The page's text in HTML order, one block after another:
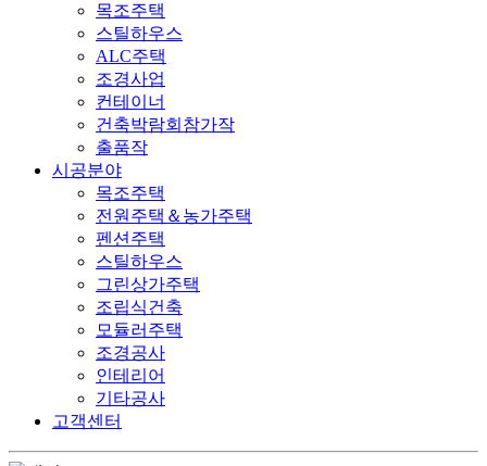
목조주택
스틸하우스
ALC주택
조경사업
컨테이너
건축박람회참가작
출품작
시공분야
목조주택
전원주택＆농가주택
펜션주택
스틸하우스
그린상가주택
조립식건축
모듈러주택
조경공사
인테리어
기타공사
고객센터